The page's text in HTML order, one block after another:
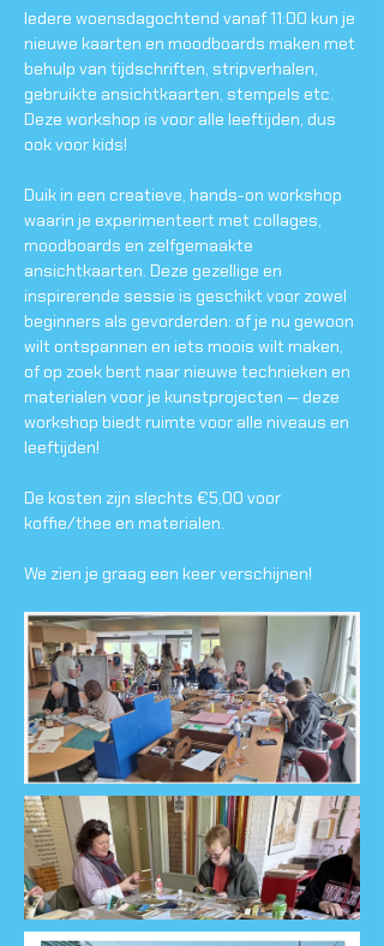
Iedere woensdagochtend vanaf 11:00 kun je
nieuwe kaarten en moodboards maken met
behulp van tijdschriften, stripverhalen,
gebruikte ansichtkaarten, stempels etc.
Deze workshop is voor alle leeftijden, dus
ook voor kids!
Duik in een creatieve, hands-on workshop
waarin je experimenteert met collages,
moodboards en zelfgemaakte
ansichtkaarten. Deze gezellige en
inspirerende sessie is geschikt voor zowel
beginners als gevorderden: of je nu gewoon
wilt ontspannen en iets moois wilt maken,
of op zoek bent naar nieuwe technieken en
materialen voor je kunstprojecten — deze
workshop biedt ruimte voor alle niveaus en
leeftijden!
De kosten zijn slechts €5,00 voor
koffie/thee en materialen.
We zien je graag een keer verschijnen!